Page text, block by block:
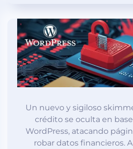
Un nuevo y sigiloso
crédito se oculta en
WordPress, atacando
robar datos financieros.